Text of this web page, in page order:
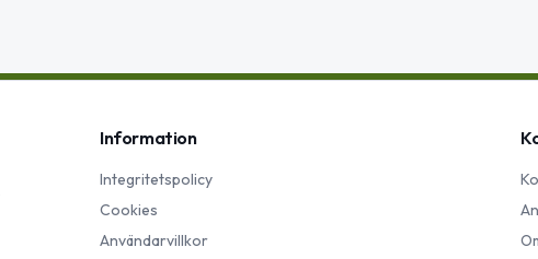
Information
Integritetspolicy
Cookies
Användarvillkor